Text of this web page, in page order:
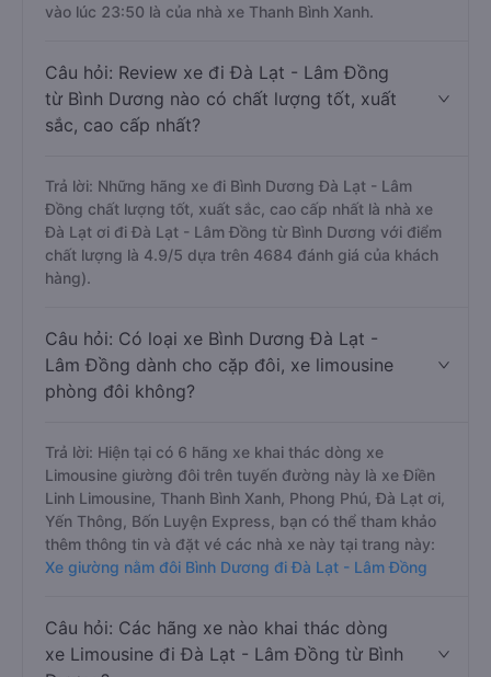
vào lúc 23:50 là của nhà xe Thanh Bình Xanh.
Câu hỏi: Review xe đi Đà Lạt - Lâm Đồng
từ Bình Dương nào có chất lượng tốt, xuất
sắc, cao cấp nhất?
Trả lời: Những hãng xe đi Bình Dương Đà Lạt - Lâm
Đồng chất lượng tốt, xuất sắc, cao cấp nhất là nhà xe
Đà Lạt ơi đi Đà Lạt - Lâm Đồng từ Bình Dương với điểm
chất lượng là 4.9/5 dựa trên 4684 đánh giá của khách
hàng).
Câu hỏi: Có loại xe Bình Dương Đà Lạt -
Lâm Đồng dành cho cặp đôi, xe limousine
phòng đôi không?
Trả lời: Hiện tại có 6 hãng xe khai thác dòng xe
Limousine giường đôi trên tuyến đường này là xe Điền
Linh Limousine, Thanh Bình Xanh, Phong Phú, Đà Lạt ơi,
Yến Thông, Bốn Luyện Express, bạn có thể tham khảo
thêm thông tin và đặt vé các nhà xe này tại trang này:
Xe giường nằm đôi Bình Dương đi Đà Lạt - Lâm Đồng
Câu hỏi: Các hãng xe nào khai thác dòng
xe Limousine đi Đà Lạt - Lâm Đồng từ Bình